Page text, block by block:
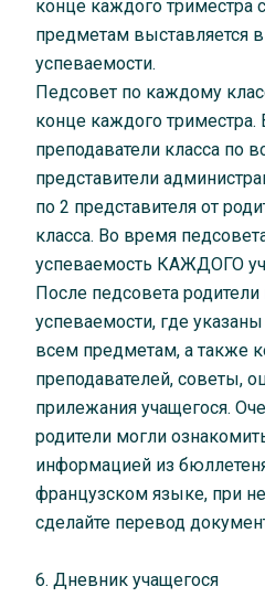
конце каждого триместра
предметам выставляется
успеваемости.
Педсовет по каждому
конце каждого триместра.
преподаватели класса по
представители
по 2 представителя от
класса. Во время
успеваемость КАЖДОГО
После педсовета
успеваемости, где
всем предметам, а также
преподавателей, советы,
прилежания учащегося.
родители могли
информацией из
французском языке, при
сделайте перевод
6. Дневник учащегося